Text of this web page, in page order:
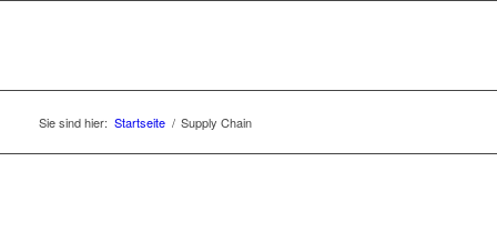
Sie sind hier: Startseite / Supply Chain